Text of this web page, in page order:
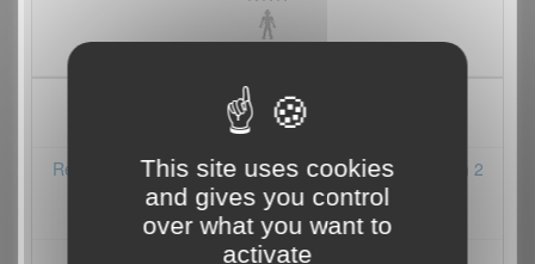
22/12/2014
Re-salut. Dimanche 21-12-2014, gravi le grand bleu en 2
longueurs (1ére en co...
This site uses cookies
and gives you control
over what you want to
activate